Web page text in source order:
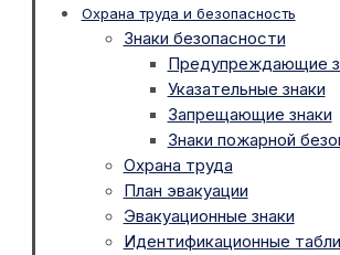
Охрана труда и безопасность
Знаки безопасности
Предупреждающие
Указательные знаки
Запрещающие знаки
Знаки пожарной
Охрана труда
План эвакуации
Эвакуационные знаки
Идентификационные